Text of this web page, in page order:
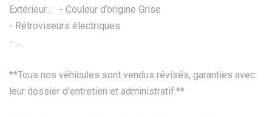
Extérieur : - Couleur d’origine Grise
- Rétroviseurs électriques
- …
**Tous nos véhicules sont vendus révisés, garanties avec
leur dossier d’entretien et administratif.**